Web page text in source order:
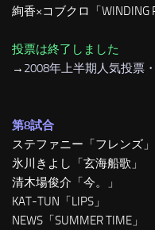
絢香×コブクロ「WINDING
投票は終了しました
→ 2008年上半期人気投票
第8試合
ステファニー「フレンズ」
氷川きよし「玄海船歌」
清木場俊介「今。」
KAT-TUN「LIPS」
NEWS「SUMMER TIME」